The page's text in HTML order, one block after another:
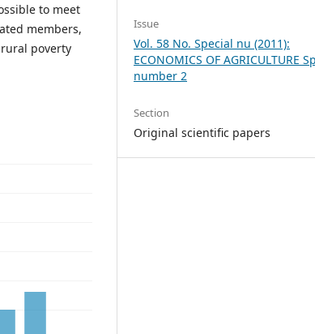
to meet
members,
poverty
Issue
Vol. 58 No. Special nu (2011):
ECONOMICS OF AGRICULTURE
number 2
Section
Original scientific papers